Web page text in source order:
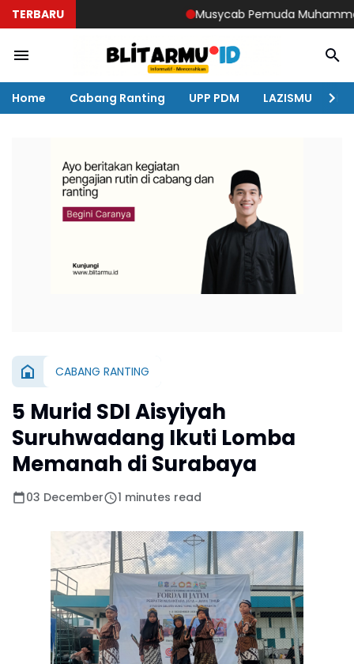
TERBARU Musycab Pemuda
Home Cabang Ranting UPP PDM LAZISMU
CABANG RANTING
5 Murid SDI Aisyiyah
Suruhwadang Ikuti Lomba
Memanah di Surabaya
03 December 1 minutes read